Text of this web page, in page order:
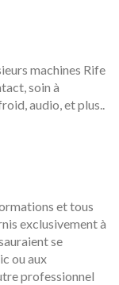
machines Rife
soin à
audio, et plus..
et tous
exclusivement à
se
ou aux
professionnel